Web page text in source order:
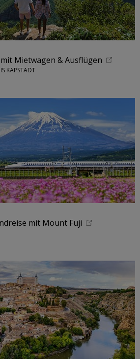
Mietwagen & Ausflügen
KAPSTADT
mit Mount Fuji